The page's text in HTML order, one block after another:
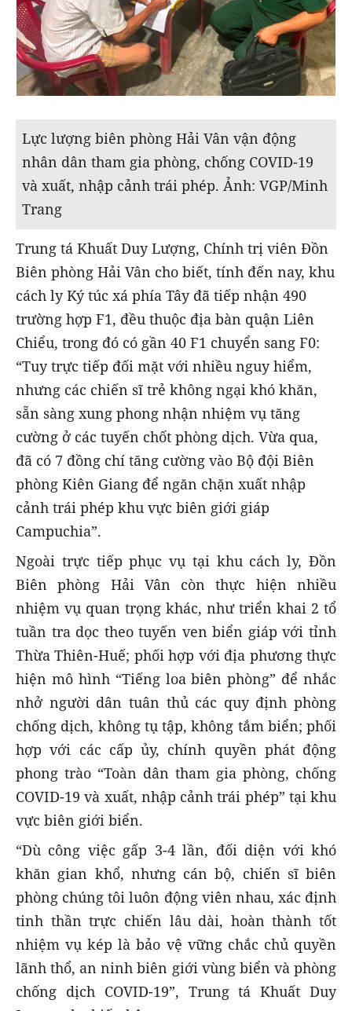
Lực lượng biên phòng Hải Vân vận động
nhân dân tham gia phòng, chống COVID-19
và xuất, nhập cảnh trái phép. Ảnh: VGP/Minh
Trang
Trung tá Khuất Duy Lượng, Chính trị viên Đồn
Biên phòng Hải Vân cho biết, tính đến nay, khu
cách ly Ký túc xá phía Tây đã tiếp nhận 490
trường hợp F1, đều thuộc địa bàn quận Liên
Chiểu, trong đó có gần 40 F1 chuyển sang F0:
“Tuy trực tiếp đối mặt với nhiều nguy hiểm,
nhưng các chiến sĩ trẻ không ngại khó khăn,
sẵn sàng xung phong nhận nhiệm vụ tăng
cường ở các tuyến chốt phòng dịch. Vừa qua,
đã có 7 đồng chí tăng cường vào Bộ đội Biên
phòng Kiên Giang để ngăn chặn xuất nhập
cảnh trái phép khu vực biên giới giáp
Campuchia”.
Ngoài trực tiếp phục vụ tại khu cách ly, Đồn
Biên phòng Hải Vân còn thực hiện nhiều
nhiệm vụ quan trọng khác, như triển khai 2 tổ
tuần tra dọc theo tuyến ven biển giáp với tỉnh
Thừa Thiên-Huế; phối hợp với địa phương thực
hiện mô hình “Tiếng loa biên phòng” để nhắc
nhở người dân tuân thủ các quy định phòng
chống dịch, không tụ tập, không tắm biển; phối
hợp với các cấp ủy, chính quyền phát động
phong trào “Toàn dân tham gia phòng, chống
COVID-19 và xuất, nhập cảnh trái phép” tại khu
vực biên giới biển.
“Dù công việc gấp 3-4 lần, đối diện với khó
khăn gian khổ, nhưng cán bộ, chiến sĩ biên
phòng chúng tôi luôn động viên nhau, xác định
tinh thần trực chiến lâu dài, hoàn thành tốt
nhiệm vụ kép là bảo vệ vững chắc chủ quyền
lãnh thổ, an ninh biên giới vùng biển và phòng
chống dịch COVID-19”, Trung tá Khuất Duy